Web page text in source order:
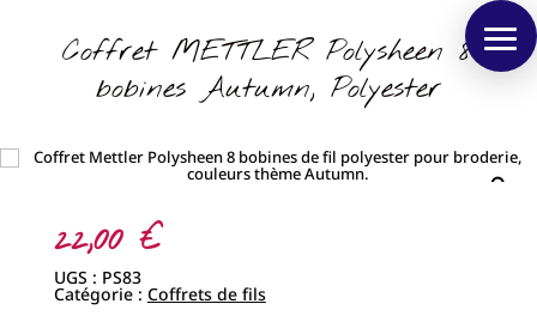
Coffret METTLER Polysheen 8
bobines Autumn, Polyester
22,00 €
UGS : PS83
Catégorie : Coffrets de fils